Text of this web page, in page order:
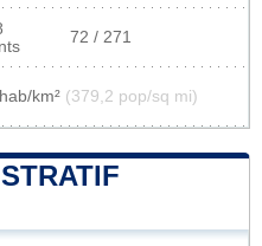
72 / 271
km² (379,2 pop/sq mi)